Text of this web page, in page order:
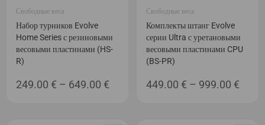
Свободные веса
Набор турников Evolve
Home Series с резиновыми
весовыми пластинами (HS-
R)
249.00 € – 649.00 € Диапазон
Свободные веса
Комплекты штанг Evolve
серии Ultra с уретановыми
весовыми пластинами CPU
(BS-PR)
449.00 € – 999.00 €